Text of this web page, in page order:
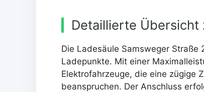
Detaillierte Übersicht
Die Ladesäule Samsweger
Ladepunkte. Mit einer
Elektrofahrzeuge, die eine zügige
beanspruchen. Der Anschluss